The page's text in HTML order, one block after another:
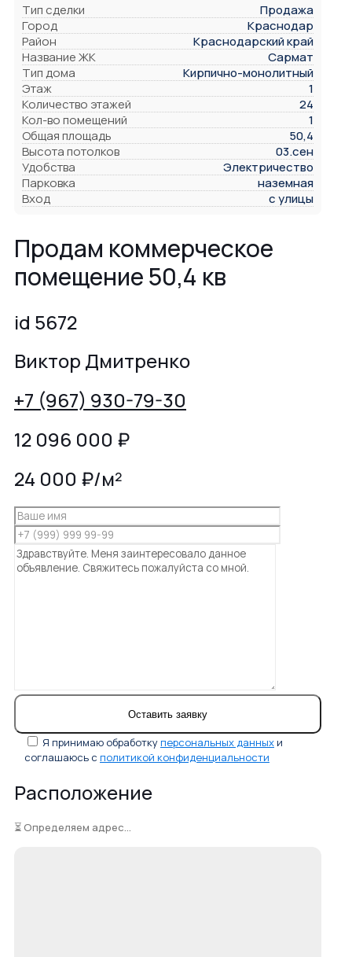
Тип сделки
Продажа
Город
Краснодар
Район
Краснодарский край
Название ЖК
Сармат
Тип дома
Кирпично-монолитный
Этаж
1
Количество этажей
24
Кол-во помещений
1
Общая площадь
50,4
Высота потолков
03.сен
Удобства
Электричество
Парковка
наземная
Вход
с улицы
Продам коммерческое
помещение 50,4 кв
id 5672
Виктор Дмитренко
+7 (967) 930-79-30
12 096 000 ₽
24 000 ₽/м²
Я принимаю обработкуперсональных данных и
соглашаюсь с политикой конфиденциальности
Расположение
⏳ Определяем адрес...